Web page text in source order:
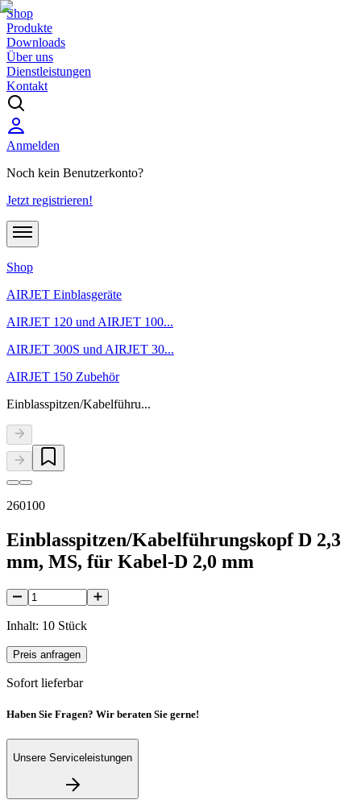
Shop
Produkte
Downloads
Über uns
Dienstleistungen
Kontakt
Anmelden
Noch kein Benutzerkonto?
Jetzt registrieren!
Shop
AIRJET Einblasgeräte
AIRJET 120 und AIRJET 100...
AIRJET 300S und AIRJET 30...
AIRJET 150 Zubehör
Einblasspitzen/Kabelführu...
260100
Einblasspitzen/Kabelführungskopf D 2,3
mm, MS, für Kabel-D 2,0 mm
Inhalt: 10 Stück
Preis anfragen
Sofort lieferbar
Haben Sie Fragen? Wir beraten Sie gerne!
Unsere Serviceleistungen